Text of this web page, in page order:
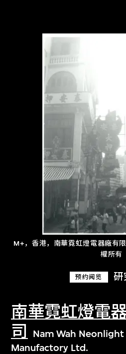
M+，香港，南華霓虹燈電器廠有
權所有
预约阅览 研
南華霓虹燈電
司
Nam Wah
Manufactory Ltd.
进一步筛选
关于M+藏品
探索世界顶级的二十及
文化藏品。